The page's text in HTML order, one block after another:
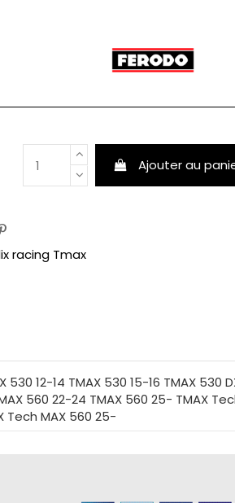
Ajouter au
racing Tmax
530 12-14 TMAX 530 15-16 TMAX 530
560 22-24 TMAX 560 25- TMAX
Tech MAX 560 25-